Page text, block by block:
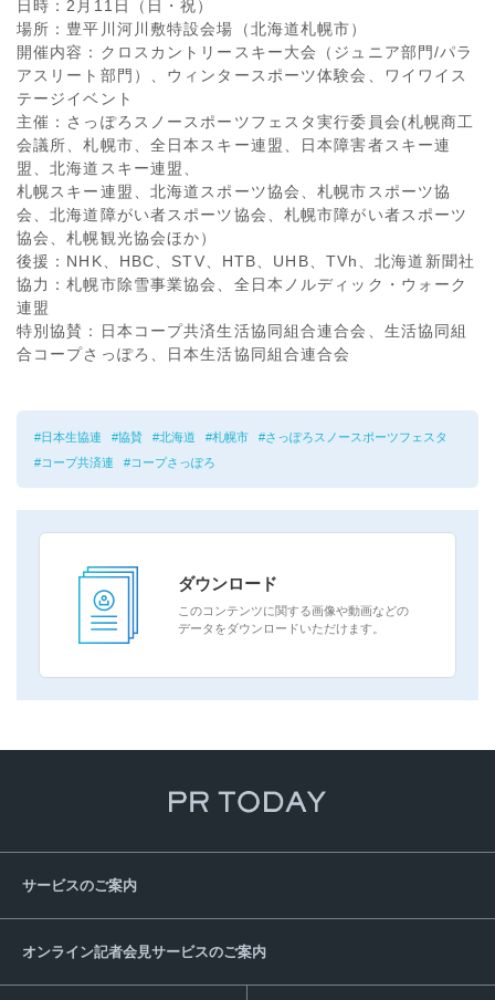
日時：2月11日（日・祝）
場所：豊平川河川敷特設会場（北海道札幌市）
開催内容：クロスカントリースキー大会（ジュニア部門/パラ
アスリート部門）、ウィンタースポーツ体験会、ワイワイス
テージイベント
主催：さっぽろスノースポーツフェスタ実行委員会(札幌商工
会議所、札幌市、全日本スキー連盟、日本障害者スキー連
盟、北海道スキー連盟、
札幌スキー連盟、北海道スポーツ協会、札幌市スポーツ協
会、北海道障がい者スポーツ協会、札幌市障がい者スポーツ
協会、札幌観光協会ほか）
後援：NHK、HBC、STV、HTB、UHB、TVh、北海道新聞社
協力：札幌市除雪事業協会、全日本ノルディック・ウォーク
連盟
特別協賛：日本コープ共済生活協同組合連合会、生活協同組
合コープさっぽろ、日本生活協同組合連合会
日本生協連 協賛 北海道 札幌市
さっぽろスノースポーツフェスタ
コープ共済連
コープさっぽろ
ダウンロード
このコンテンツに関する画像や動画などの
データをダウンロードいただけます。
サービスのご案内
オンライン記者会見サービスのご案内